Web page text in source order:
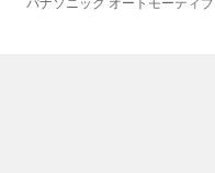
パナソニック オートモーティ